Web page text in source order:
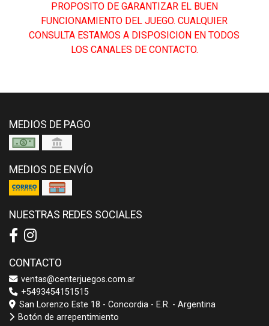
PROPOSITO DE GARANTIZAR EL BUEN
FUNCIONAMIENTO DEL JUEGO. CUALQUIER
CONSULTA ESTAMOS A DISPOSICION EN TODOS
LOS CANALES DE CONTACTO.
MEDIOS DE PAGO
MEDIOS DE ENVÍO
NUESTRAS REDES SOCIALES
CONTACTO
ventas@centerjuegos.com.ar
+5493454151515
San Lorenzo Este 18 - Concordia - E.R. - Argentina
Botón de arrepentimiento